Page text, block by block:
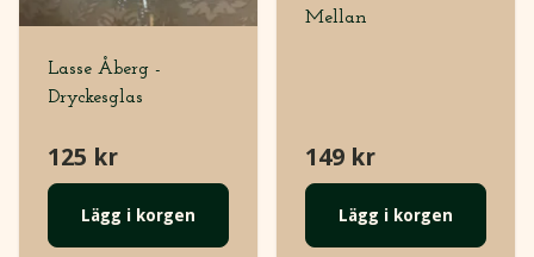
Lasse Åberg -
Dryckesglas
125 kr
Lägg i korgen
Mellan
149 kr
Lägg i korgen